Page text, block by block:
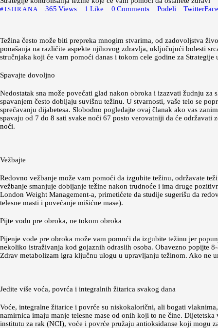
ISHRANA 365 Views 1 Like 0 Comments Podeli Twitter
Težina često može biti prepreka mnogim stvarima, od zadovoljstva
ponašanja na različite aspekte njihovog zdravlja, uključujući bolesti
stručnjaka koji će vam pomoći danas i tokom cele godine za Strategije
Spavajte dovoljno
Nedostatak sna može povećati glad nakon obroka i izazvati žudnju
spavanjem često dobijaju suvišnu težinu. U stvarnosti, vaše telo se
sprečavanju dijabetesa. Slobodno pogledajte ovaj članak ako vas
spavaju od 7 do 8 sati svake noći 67 posto verovatniji da će
noći.
Vežbajte
Redovno vežbanje može vam pomoći da izgubite težinu, održavate
vežbanje smanjuje dobijanje težine nakon trudnoće i ima druge
London Weight Management-a, primetićete da studije sugerišu da
telesne masti i povećanje mišićne mase).
Pijte vodu pre obroka, ne tokom obroka
Pijenje vode pre obroka može vam pomoći da izgubite težinu jer
nekoliko istraživanja kod gojaznih odraslih osoba. Obavezno popijte
Zdrav metabolizam igra ključnu ulogu u upravljanju težinom. Ako ne
Jedite više voća, povrća i integralnih žitarica svakog dana
Voće, integralne žitarice i povrće su niskokalorični, ali bogati
namirnica imaju manje telesne mase od onih koji to ne čine.
institutu za rak (NCI), voće i povrće pružaju antioksidanse koji mogu